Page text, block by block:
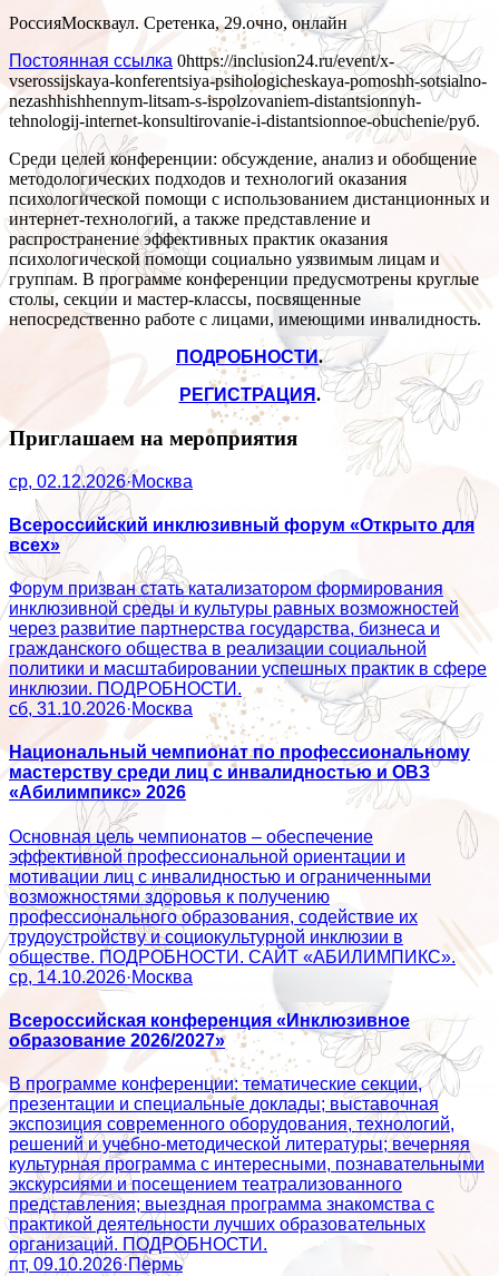
РоссияМоскваул. Сретенка, 29.очно, онлайн
Постоянная ссылка 0https://inclusion24.ru/event/x-
vserossijskaya-konferentsiya-psihologicheskaya-pomoshh-sotsialno-
nezashhishhennym-litsam-s-ispolzovaniem-distantsionnyh-
tehnologij-internet-konsultirovanie-i-distantsionnoe-obuchenie/руб.
Среди целей конференции: обсуждение, анализ и обобщение
методологических подходов и технологий оказания
психологической помощи с использованием дистанционных и
интернет-технологий, а также представление и
распространение эффективных практик оказания
психологической помощи социально уязвимым лицам и
группам. В программе конференции предусмотрены круглые
столы, секции и мастер-классы, посвященные
непосредственно работе с лицами, имеющими инвалидность.
ПОДРОБНОСТИ.
РЕГИСТРАЦИЯ.
Приглашаем на мероприятия
ср, 02.12.2026·Москва
Всероссийский инклюзивный форум «Открыто для
всех»
Форум призван стать катализатором формирования
инклюзивной среды и культуры равных возможностей
через развитие партнерства государства, бизнеса и
гражданского общества в реализации социальной
политики и масштабировании успешных практик в сфере
инклюзии. ПОДРОБНОСТИ.
сб, 31.10.2026·Москва
Национальный чемпионат по профессиональному
мастерству среди лиц с инвалидностью и ОВЗ
«Абилимпикс» 2026
Основная цель чемпионатов – обеспечение
эффективной профессиональной ориентации и
мотивации лиц с инвалидностью и ограниченными
возможностями здоровья к получению
профессионального образования, содействие их
трудоустройству и социокультурной инклюзии в
обществе. ПОДРОБНОСТИ. САЙТ «АБИЛИМПИКС».
ср, 14.10.2026·Москва
Всероссийская конференция «Инклюзивное
образование 2026/2027»
В программе конференции: тематические секции,
презентации и специальные доклады; выставочная
экспозиция современного оборудования, технологий,
решений и учебно-методической литературы; вечерняя
культурная программа с интересными, познавательными
экскурсиями и посещением театрализованного
представления; выездная программа знакомства с
практикой деятельности лучших образовательных
организаций. ПОДРОБНОСТИ.
пт, 09.10.2026·Пермь